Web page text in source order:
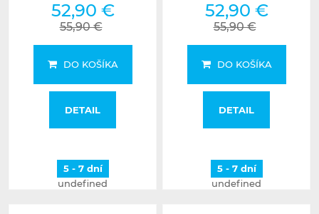
52,90 €
55,90 €
DO KOŠÍKA
DETAIL
5 - 7 dní
undefined
52,90 €
55,90 €
DO KOŠÍKA
DETAIL
5 - 7 dní
undefined